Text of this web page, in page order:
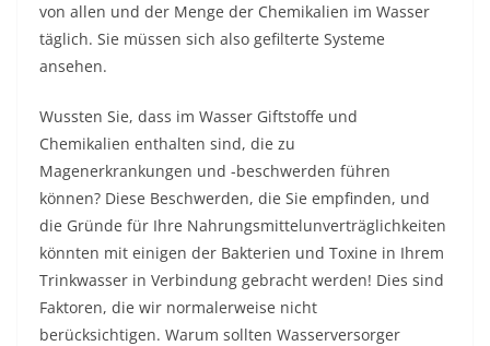
von allen und der Menge der Chemikalien im Wasser
täglich. Sie müssen sich also gefilterte Systeme
ansehen.
Wussten Sie, dass im Wasser Giftstoffe und
Chemikalien enthalten sind, die zu
Magenerkrankungen und -beschwerden führen
können? Diese Beschwerden, die Sie empfinden, und
die Gründe für Ihre Nahrungsmittelunverträglichkeiten
könnten mit einigen der Bakterien und Toxine in Ihrem
Trinkwasser in Verbindung gebracht werden! Dies sind
Faktoren, die wir normalerweise nicht
berücksichtigen. Warum sollten Wasserversorger